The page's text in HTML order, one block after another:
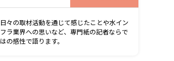
日々の取材活動を通じて感じたことや水イン
フラ業界への思いなど、専門紙の記者ならで
はの感性で語ります。